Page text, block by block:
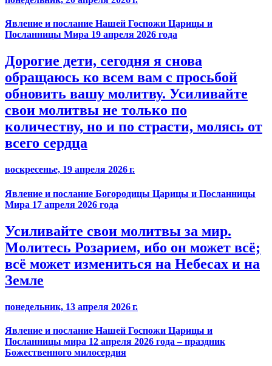
Явление и послание Нашей Госпожи Царицы и
Посланницы Мира 19 апреля 2026 года
Дорогие дети, сегодня я снова
обращаюсь ко всем вам с просьбой
обновить вашу молитву. Усиливайте
свои молитвы не только по
количеству, но и по страсти, молясь от
всего сердца
воскресенье, 19 апреля 2026 г.
Явление и послание Богородицы Царицы и Посланницы
Мира 17 апреля 2026 года
Усиливайте свои молитвы за мир.
Молитесь Розарием, ибо он может всё;
всё может измениться на Небесах и на
Земле
понедельник, 13 апреля 2026 г.
Явление и послание Нашей Госпожи Царицы и
Посланницы мира 12 апреля 2026 года – праздник
Божественного милосердия